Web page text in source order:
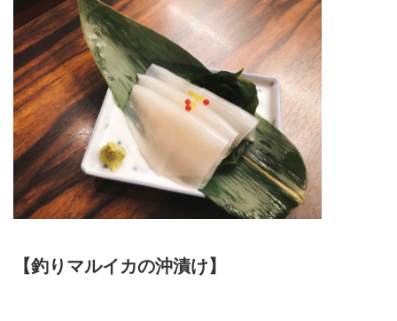
【釣りマルイカの沖漬け】